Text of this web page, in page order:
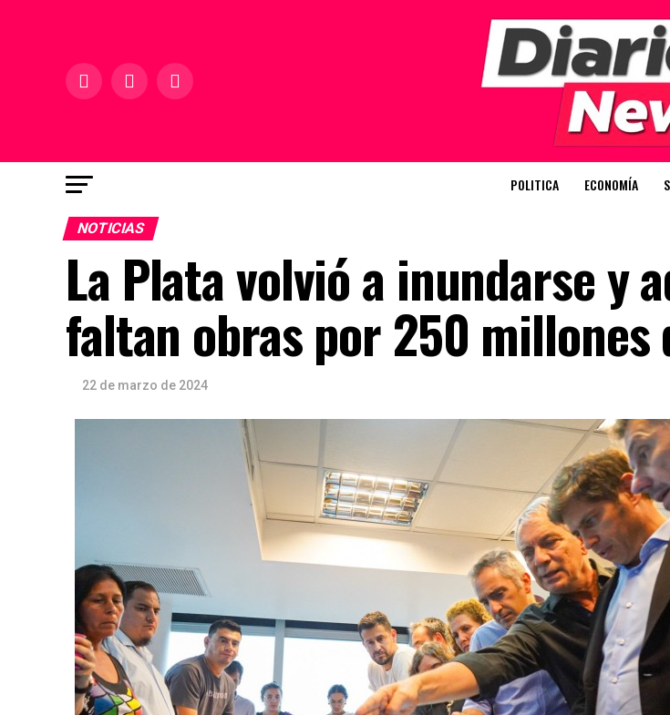
POLITICA ECONOMÍA
NOTICIAS
La Plata volvió a inundarse y
faltan obras por 250 millones
22 de marzo de 2024